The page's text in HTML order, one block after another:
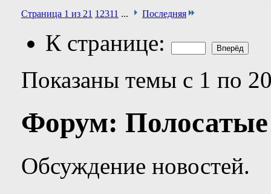
Страница 1 из 21 1 2311 ... Последняя
К странице:
Показаны темы с 1 по
Форум:
Обсуждение новостей.